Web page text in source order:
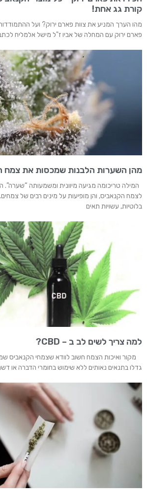
קורת גג אחת!
מהו הערך המניע את צוות פארם ירוק? ועל
פארם ירוק עם המחלה של אביו ז"ל מישל אלמליח
מהן השערות הלבנות שמכסות את צמח
המילה טריכומה מגיעה מיוונית ומשמעותה “שערה”.
לצמח הקנאביס, והן מופיעות על מינים רבים של
בלוטיות, עשויות תאים
למה צריך לשים לב ב – CBD?
גדלו בתנאים נאותים ללא שימוש בחומרי הדברה או